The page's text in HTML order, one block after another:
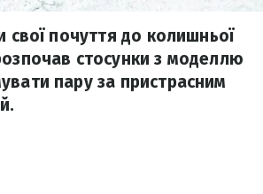
свої почуття до колишньої
стосунки з моделлю
пару за пристрасним